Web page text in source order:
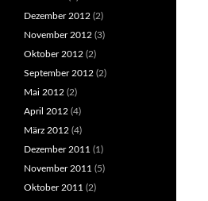
Dezember 2012 (2)
November 2012 (3)
Oktober 2012 (2)
September 2012 (2)
Mai 2012 (2)
April 2012 (4)
März 2012 (4)
Dezember 2011 (1)
November 2011 (5)
Oktober 2011 (2)